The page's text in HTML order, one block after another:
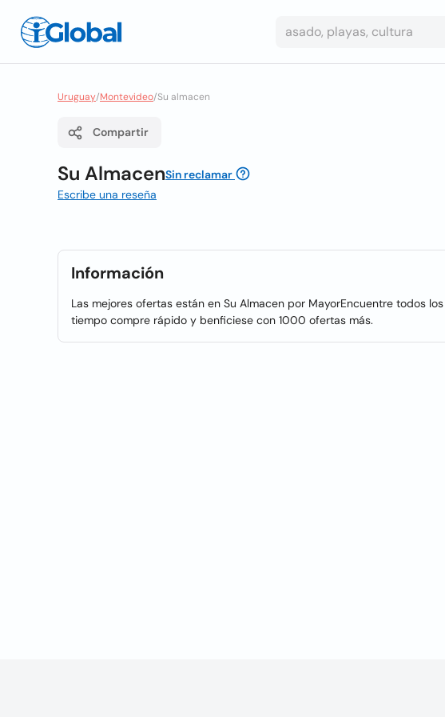
Uruguay/Montevideo/Su almacen
Compartir
Su AlmacenSin reclamar
Escribe una reseña
Información
Las mejores ofertas están en Su Almacen por MayorEncuentre todos
tiempo compre rápido y benficiese con 1000 ofertas más.